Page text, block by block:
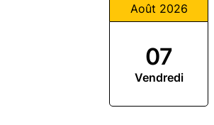
Août 2026
07
Vendredi